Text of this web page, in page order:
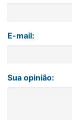
E-mail:
Sua opinião: